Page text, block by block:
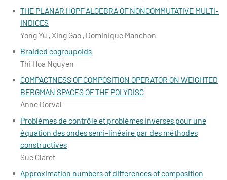
THE PLANAR HOPF ALGEBRA OF NONCOMMUTATIVE MULTI-
INDICES
Yong Yu , Xing Gao , Dominique Manchon
Braided cogroupoids
Thi Hoa Nguyen
COMPACTNESS OF COMPOSITION OPERATOR ON WEIGHTED
BERGMAN SPACES OF THE POLYDISC
Anne Dorval
Problèmes de contrôle et problèmes inverses pour une
équation des ondes semi-linéaire par des méthodes
constructives
Sue Claret
Approximation numbers of differences of composition